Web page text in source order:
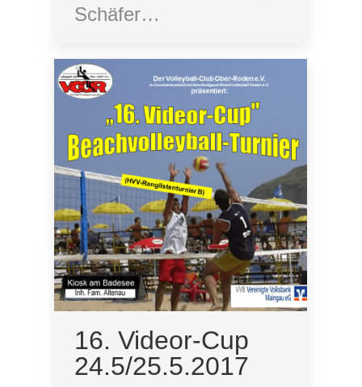
Schäfer…
16. Videor-Cup
24.5/25.5.2017